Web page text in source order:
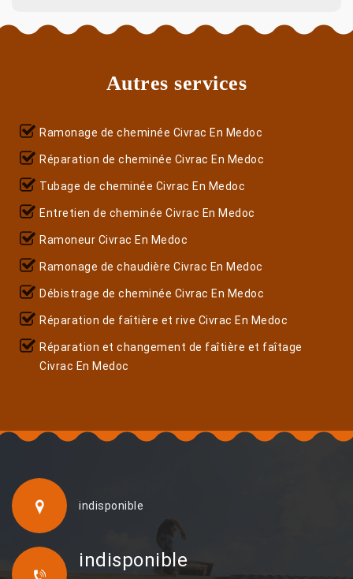
Autres services
Ramonage de cheminée Civrac En Medoc
Réparation de cheminée Civrac En Medoc
Tubage de cheminée Civrac En Medoc
Entretien de cheminée Civrac En Medoc
Ramoneur Civrac En Medoc
Ramonage de chaudière Civrac En Medoc
Débistrage de cheminée Civrac En Medoc
Réparation de faîtière et rive Civrac En Medoc
Réparation et changement de faîtière et faîtage
Civrac En Medoc
indisponible
indisponible